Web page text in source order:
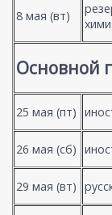
8 мая (вт)
Основной
25 мая (пт)
26 мая (сб)
29 мая (вт)